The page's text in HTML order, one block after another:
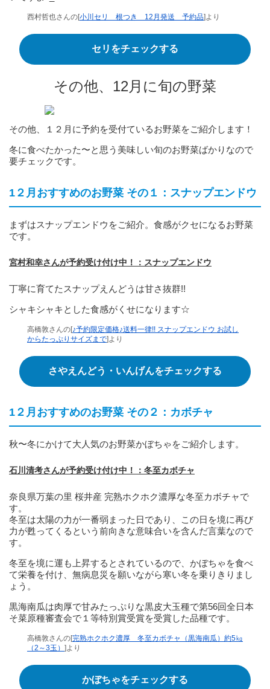
西村哲也さんの[小川セリ 根つき 12月発送 予約品]より
セリをチェックする
その他、12月に旬の野菜
その他、１２月に予約を受付ているお野菜をご紹介します！
冬に食べたかった〜と思う美味しい旬のお野菜ばかりなので
要チェックです。
1２月おすすめのお野菜 その１：スナップエンドウ
まずはスナップエンドウをご紹介。食感がクセになるお野菜
です。
宮村和幸さんが予約受け付け中！：スナップエンドウ
丁寧に育てたスナップえんどうは甘さ抜群!!
シャキシャキとした食感がくせになります☆
高橋敦さんの[♪予約限定価格♪送料一律!! スナップエンドウ お試し
からたっぷりサイズまで]より
さやえんどう・いんげんをチェックする
1２月おすすめのお野菜 その２：カボチャ
秋〜冬にかけて大人気のお野菜かぼちゃをご紹介します。
石川清考さんが予約受け付け中！：冬至カボチャ
奈良県万葉の里 桜井産 完熟ホクホク濃厚な冬至カボチャで
す。
冬至は太陽の力が一番弱まった日であり、この日を境に再び
力が甦ってくるという前向きな意味合いを含んだ言葉なので
す。
冬至を境に運も上昇するとされているので、かぼちゃを食べ
て栄養を付け、無病息災を願いながら寒い冬を乗りきりまし
ょう。
黒海南瓜は肉厚で甘みたっぷりな黒皮大玉種で第56回全日本
そ菜原種審査会で１等特別賞受賞を受賞した品種です。
高橋敦さんの[完熟ホクホク濃厚 冬至カボチャ（黒海南瓜）約5㎏
（2～3玉） ]より
かぼちゃをチェックする